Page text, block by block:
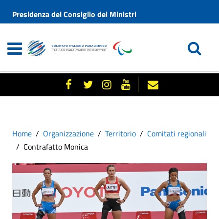
Presidenza del Consiglio dei Ministri
Home Organizzazione Territorio
Comitati regionali
Contrafatto Monica